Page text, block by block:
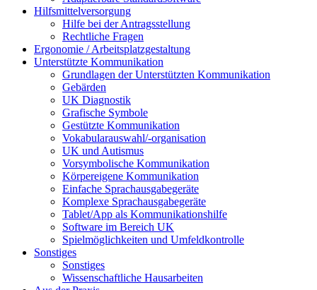
Hilfsmittelversorgung
Hilfe bei der Antragsstellung
Rechtliche Fragen
Ergonomie / Arbeitsplatzgestaltung
Unterstützte Kommunikation
Grundlagen der Unterstützten Kommunikation
Gebärden
UK Diagnostik
Grafische Symbole
Gestützte Kommunikation
Vokabularauswahl/-organisation
UK und Autismus
Vorsymbolische Kommunikation
Körpereigene Kommunikation
Einfache Sprachausgabegeräte
Komplexe Sprachausgabegeräte
Tablet/App als Kommunikationshilfe
Software im Bereich UK
Spielmöglichkeiten und Umfeldkontrolle
Sonstiges
Sonstiges
Wissenschaftliche Hausarbeiten